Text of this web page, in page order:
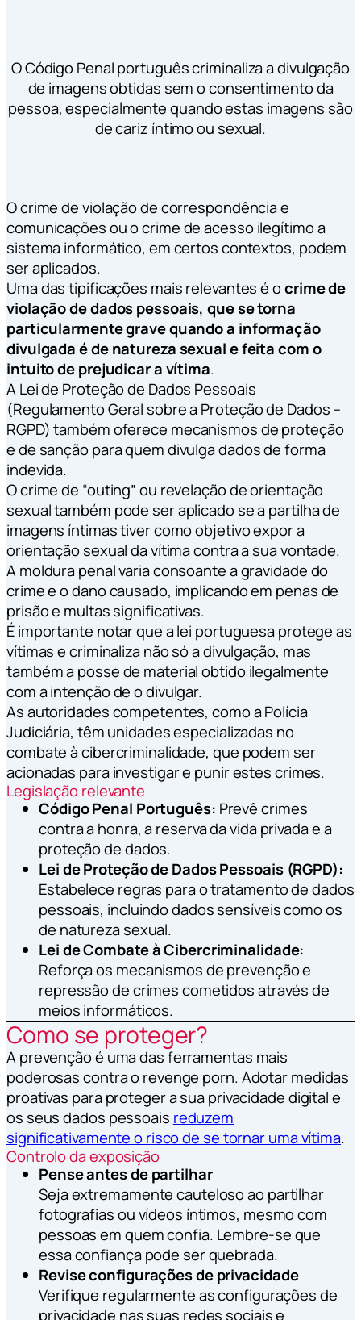
O Código Penal português criminaliza a divulgação
de imagens obtidas sem o consentimento da
pessoa, especialmente quando estas imagens são
de cariz íntimo ou sexual.
O crime de violação de correspondência e
comunicações ou o crime de acesso ilegítimo a
sistema informático, em certos contextos, podem
ser aplicados.
Uma das tipificações mais relevantes é ocrime de
violação de dados pessoais, que se torna
particularmente grave quando a informação
divulgada é de natureza sexual e feita com o
intuito de prejudicar a vítima.
A Lei de Proteção de Dados Pessoais
(Regulamento Geral sobre a Proteção de Dados –
RGPD) também oferece mecanismos de proteção
e de sanção para quem divulga dados de forma
indevida.
O crime de “outing” ou revelação de orientação
sexual também pode ser aplicado se a partilha de
imagens íntimas tiver como objetivo expor a
orientação sexual da vítima contra a sua vontade.
A moldura penal varia consoante a gravidade do
crime e o dano causado, implicando em penas de
prisão e multas significativas.
É importante notar que a lei portuguesa protege as
vítimas e criminaliza não só a divulgação, mas
também a posse de material obtido ilegalmente
com a intenção de o divulgar.
As autoridades competentes, como a Polícia
Judiciária, têm unidades especializadas no
combate à cibercriminalidade, que podem ser
acionadas para investigar e punir estes crimes.
Legislação relevante
Código Penal Português: Prevê crimes
contra a honra, a reserva da vida privada e a
proteção de dados.
Lei de Proteção de Dados Pessoais (RGPD):
Estabelece regras para o tratamento de dados
pessoais, incluindo dados sensíveis como os
de natureza sexual.
Lei de Combate à Cibercriminalidade:
Reforça os mecanismos de prevenção e
repressão de crimes cometidos através de
meios informáticos.
Como se proteger?
A prevenção é uma das ferramentas mais
poderosas contra o revenge porn. Adotar medidas
proativas para proteger a sua privacidade digital e
os seus dados pessoais reduzem
significativamente o risco de se tornar uma vítima.
Controlo da exposição
Pense antes de partilhar
Seja extremamente cauteloso ao partilhar
fotografias ou vídeos íntimos, mesmo com
pessoas em quem confia. Lembre-se que
essa confiança pode ser quebrada.
Revise configurações de privacidade
Verifique regularmente as configurações de
privacidade nas suas redes sociais e